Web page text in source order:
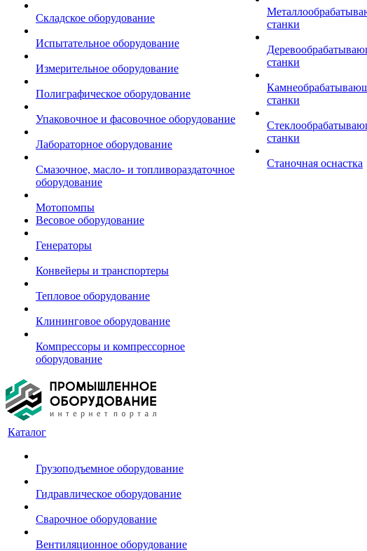
Складское оборудование
Испытательное оборудование
Измерительное оборудование
Полиграфическое оборудование
Упаковочное и фасовочное оборудование
Лабораторное оборудование
Смазочное, масло- и топливораздаточное
оборудование
Мотопомпы
Весовое оборудование
Генераторы
Конвейеры и транспортеры
Тепловое оборудование
Клининговое оборудование
Компрессоры и компрессорное
оборудование
станки
станки
станки
станки
Станочная оснастка
Каталог
Грузоподъемное оборудование
Гидравлическое оборудование
Сварочное оборудование
Вентиляционное оборудование